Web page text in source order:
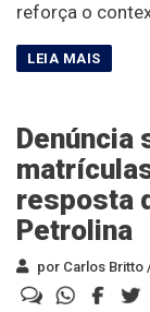
reforça o
Denúncia
resposta
Petrolina
por Carlos Britto